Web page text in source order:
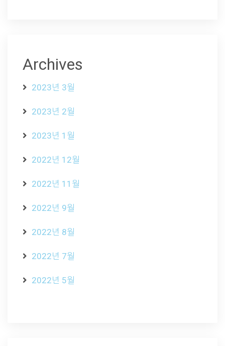
Archives
2023년 3월
2023년 2월
2023년 1월
2022년 12월
2022년 11월
2022년 9월
2022년 8월
2022년 7월
2022년 5월